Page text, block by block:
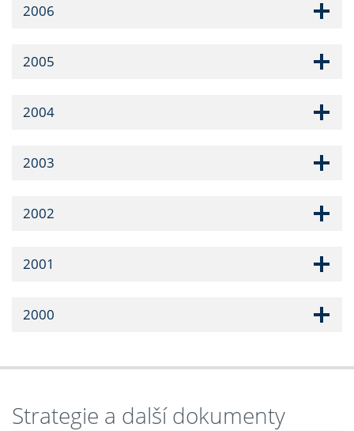
2006
2005
2004
2003
2002
2001
2000
Strategie a další dokumenty